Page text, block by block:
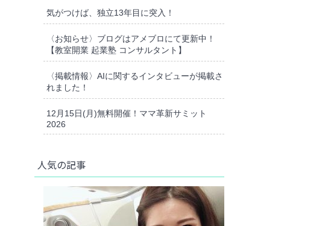
気がつけば、独立13年目に突入！
〈お知らせ〉ブログはアメブロにて更新中！
【教室開業 起業塾 コンサルタント】
〈掲載情報〉AIに関するインタビューが掲載さ
れました！
12月15日(月)無料開催！ママ革新サミット
2026
人気の記事